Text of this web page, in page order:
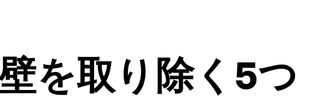
を取り除く5つ